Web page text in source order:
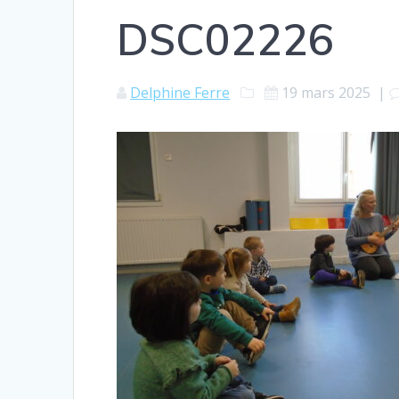
DSC02226
Delphine Ferre 19 mars 2025 |